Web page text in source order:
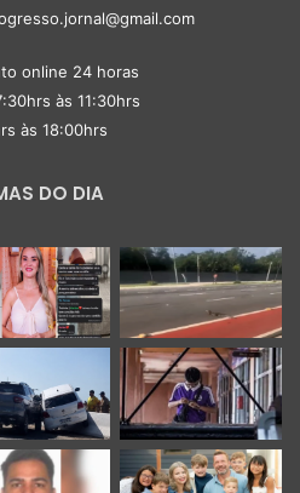
online 24 horas
às 11:30hrs
às 18:00hrs
DO DIA